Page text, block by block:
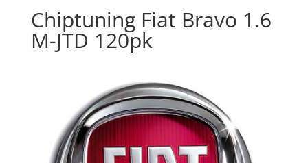
Chiptuning Fiat Bravo 1.6
M-JTD 120pk